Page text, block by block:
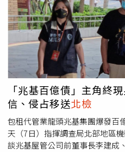
帶走，蘇南銘7月上任整理辦公室
晉東手機的對話紀錄顯示，蘇南
詢問「這顆是？」，隨後兩人
內容，鄭晋東有請蘇南銘協助丟
送刑事局鑑定，確認有殺傷力。
屜裡那顆子彈的形狀老舊，跟現
批號，無從判斷真假，他以為是
子彈怎麼來的，只請他保管並承
上的筆筒之後就忘掉了，直到督
東也說蘇南銘的確不清楚子彈來
打靶留下來的，對於自己偷藏子
偵查期間承認犯行，北檢以《槍
「兆基百億債」主角終
信、侵占移送北檢
包租代管業龍頭兆基集團爆發百
天（7日）指揮調查局北部地區
談兆基屋管公司前董事長李建成